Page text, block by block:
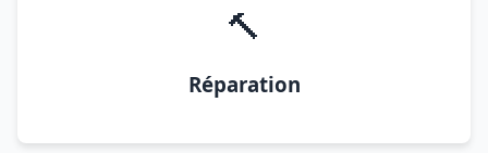
🔨
Réparation